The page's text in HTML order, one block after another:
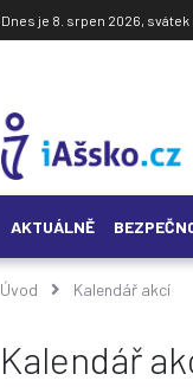
Dnes je 8. srpen 2026, svátek
AKTUÁLNĚ
Úvod Kalendář akcí
Kalendář